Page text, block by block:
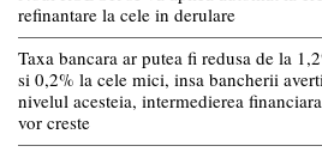
refinantare la cele in derulare
Taxa bancara ar putea fi redusa de la
si 0,2% la cele mici, insa bancherii
nivelul acesteia, intermedierea
vor creste